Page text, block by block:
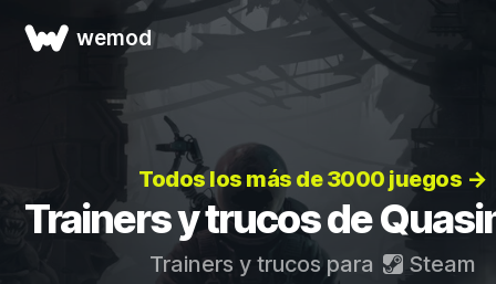
wemod
Todos los más de 3000 juegos →
Trainers y trucos de
Trainers y trucos para Steam